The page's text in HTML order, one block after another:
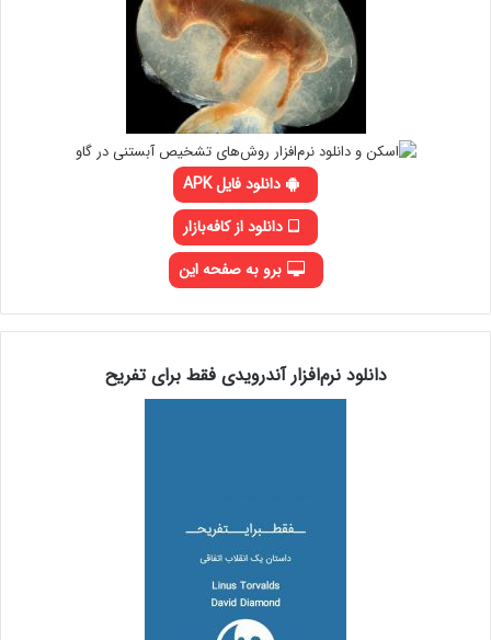
دانلود فایل APK
دانلود از کافه‌بازار
برو به صفحه این
دانلود نرم‌افزار آندرویدی فقط برای تفریح